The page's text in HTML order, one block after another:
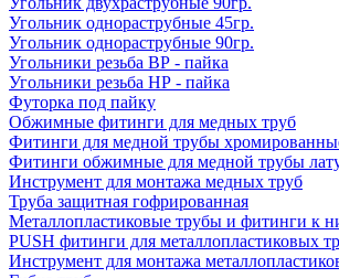
Угольник однораструбные 45гр.
Угольник однораструбные 90гр.
Угольники резьба ВР - пайка
Угольники резьба НР - пайка
Футорка под пайку
Обжимные фитинги для медных труб
Фитинги для медной трубы
Фитинги обжимные для медной трубы
Инструмент для монтажа медных труб
Труба защитная гофрированная
Металлопластиковые трубы и фитинги к
PUSH фитинги для металлопластиковых
Инструмент для монтажа